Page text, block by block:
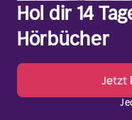
Hol dir 14
Hörbücher
Jetzt